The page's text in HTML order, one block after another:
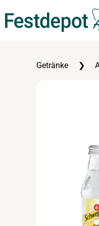
Zum Hauptinhalt
Getränke